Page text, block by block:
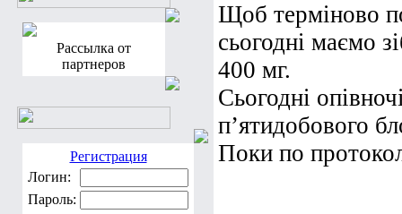
Рассылка от
партнеров
Регистрация
Логин:
Пароль:
Щоб терміново
сьогодні маємо
400 мг.
Сьогодні
пʼятидобового
Поки по